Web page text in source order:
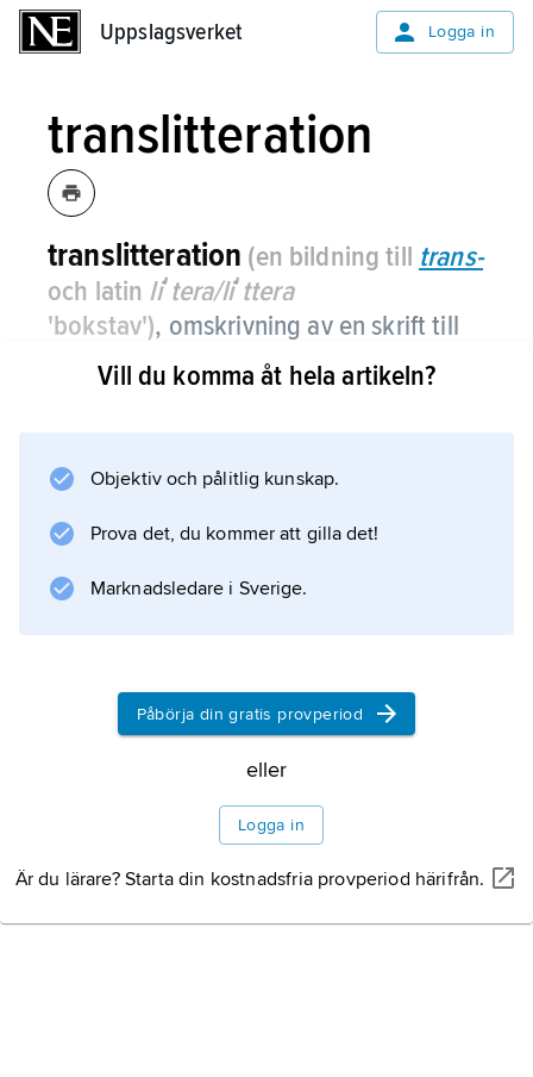
Uppslagsverket Logga in
translitteration
translitteration (en bildning till trans-
och latin liʹtera/liʹttera
'bokstav'), omskrivning av en skrift till
en annan bokstav för bokstav.
.
Information om artikeln
Vill du komma åt hela artikeln?
Objektiv och pålitlig kunskap.
Prova det, du kommer att gilla det!
Marknadsledare i Sverige.
Påbörja din gratis provperiod
eller
Logga in
Är du lärare? Starta din kostnadsfria provperiod härifrån.